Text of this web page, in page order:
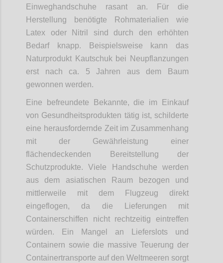
Einweghandschuhe rasant an. Für die
Herstellung benötigte Rohmaterialien wie
Latex oder Nitril sind durch den erhöhten
Bedarf knapp. Beispielsweise kann das
Naturprodukt Kautschuk bei Neupflanzungen
erst nach ca. 5 Jahren aus dem Baum
gewonnen werden.
Eine befreundete Bekannte, die im Einkauf
von Gesundheitsprodukten tätig ist, schilderte
eine herausfordernde Zeit im Zusammenhang
mit der Gewährleistung einer
flächendeckenden Bereitstellung der
Schutzprodukte. Viele Handschuhe werden
aus dem asiatischen Raum bezogen und
mittlerweile mit dem Flugzeug direkt
eingeflogen, da die Lieferungen mit
Containerschiffen nicht rechtzeitig eintreffen
würden. Ein Mangel an Lieferslots und
Containern sowie die massive Teuerung der
Containertransporte auf den Weltmeeren sorgt